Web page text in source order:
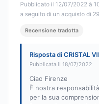
Pubblicato il 12/07/2022 à
a seguito di un acquisto di
Recensione tradotta
Risposta di CRISTAL
Pubblicata il 18/07/2022
Ciao Firenze
È nostra
per la sua